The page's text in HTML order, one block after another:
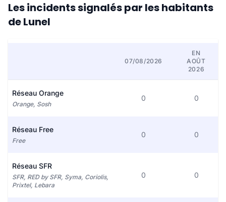
Les incidents signalés par les habitants
de Lunel
07/08/2026
EN
AOÛT
2026
Réseau Orange
Orange, Sosh
0 0
Réseau Free
Free
0 0
Réseau SFR
SFR, RED by SFR, Syma, Coriolis,
Prixtel, Lebara
0 0